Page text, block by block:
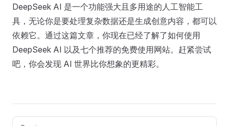
DeepSeek AI 是一个功能强大且多用途的人工智能工
具，无论你是要处理复杂数据还是生成创意内容，都可以
依赖它。通过这篇文章，你现在已经了解了如何使用
DeepSeek AI 以及七个推荐的免费使用网站。赶紧尝试
吧，你会发现 AI 世界比你想象的更精彩。
Pager